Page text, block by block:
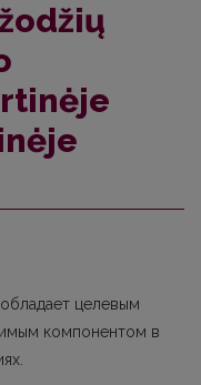
целевым
компонентом в